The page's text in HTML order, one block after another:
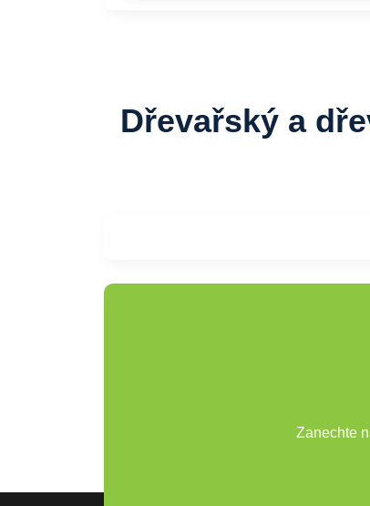
Dřevařský a
Zanechte